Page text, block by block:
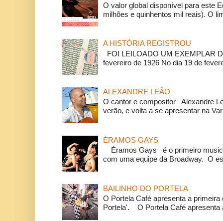
O valor global disponível para este
milhões e quinhentos mil reais). O
A HISTÓRIA REGISTROU
FOI LEILOADO UM EXEMPLAR
fevereiro de 1926 No dia 19 de
ALEXANDRE LEÃO
O cantor e compositor Alexandre
verão, e volta a se apresentar na
ÉRAMOS GAYS
Éramos Gays é o primeiro
com uma equipe da Broadway. O
BAILINHO DO PORTELA
O Portela Café apresenta a
Portela'. O Portela Café apresenta